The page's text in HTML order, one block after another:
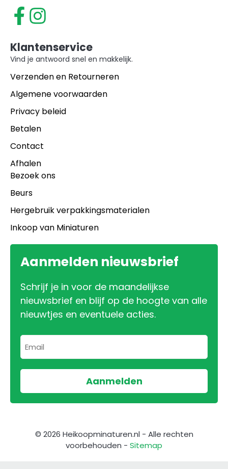
Klantenservice
Vind je antwoord snel en makkelijk.
Verzenden en Retourneren
Algemene voorwaarden
Privacy beleid
Betalen
Contact
Afhalen
Bezoek ons
Beurs
Hergebruik verpakkingsmaterialen
Inkoop van Miniaturen
Aanmelden nieuwsbrief
Schrijf je in voor de maandelijkse
nieuwsbrief en blijf op de hoogte van alle
nieuwtjes en eventuele acties.
© 2026 Heikoopminaturen.nl - Alle rechten
voorbehouden - Sitemap